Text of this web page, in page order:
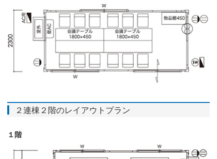
２連棟２階のレイアウトプラン
１階